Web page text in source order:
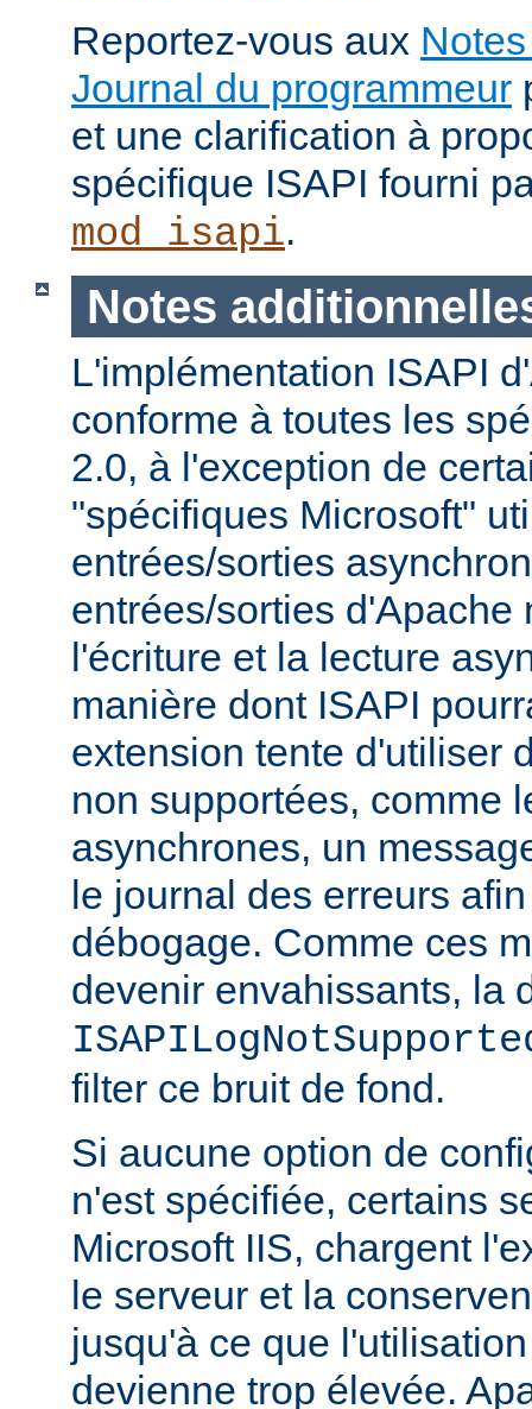
Reportez-vous aux
Journal du programmeur
et une clarification à
spécifique ISAPI fourni
mod_isapi.
Notes
L'implémentation ISAPI
conforme à toutes les
2.0, à l'exception de
"spécifiques Microsoft"
entrées/sorties
entrées/sorties d'Apache
l'écriture et la lecture
manière dont ISAPI
extension tente d'utiliser
non supportées, comme
asynchrones, un
le journal des erreurs
débogage. Comme ces
devenir envahissants, la
filter ce bruit de fond.
Si aucune option de
n'est spécifiée, certains
Microsoft IIS, chargent
le serveur et la
jusqu'à ce que
devienne trop élevée.